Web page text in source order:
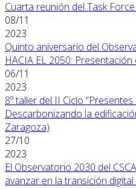
Cuarta reunión del Task
08/11
2023
Quinto aniversario del
HACIA EL 2050:
06/11
2023
8º taller del II Ciclo
Descarbonizando la
Zaragoza)
27/10
2023
El Observatorio 2030 del
avanzar en la transición